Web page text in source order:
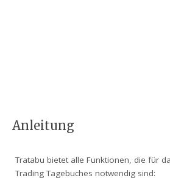
Anleitung
Tratabu bietet alle Funktionen, die für
Trading Tagebuches notwendig sind: